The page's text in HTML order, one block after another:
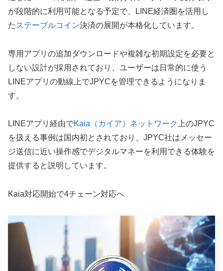
が段階的に利用可能となる予定で、LINE経済圏を活用し
た ステーブルコイン決済の展開が本格化しています。
専用アプリの追加ダウンロードや複雑な初期設定を必要と
しない設計が採用されており、ユーザーは日常的に使う
LINEアプリの動線上でJPYCを管理できるようになりま
す。
LINEアプリ経由でKaia（カイア）ネットワーク上のJPYC
を扱える事例は国内初とされており、JPYC社はメッセー
ジ送信に近い操作感でデジタルマネーを利用できる体験を
提供すると説明しています。
Kaia対応開始で4チェーン対応へ